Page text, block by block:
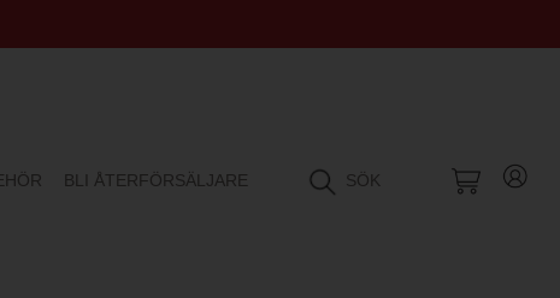
BLI ÅTERFÖRSÄLJARE SÖK